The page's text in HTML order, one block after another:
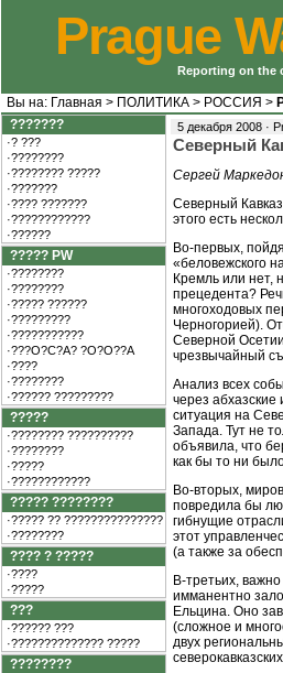
Prague
Reporting on the
Вы на: Главная > ПОЛИТИКА > РОССИЯ >
???????
·? ???
·????????
·???????? ?????
·???????
·???? ???????
·????????????
·??????
????? PW
·????????
·????????
·????? ??????
·?????????
·???????????
·???O?C?A? ?O?O??A
·????
·????????
·?????? ?????????
?????
·???????? ??????????
·????????
·?????
·????????????
????? ????????
·????? ?? ???????????????
·????????
???? ? ?????
·????
·?????
???
·?????? ???
·?????????????? ?????
????????
5 декабря 2008 ·
Северный
Сергей
Северный
этого есть
Во-первых,
«беловежского
Кремль или нет,
прецедента?
многоходовых
Черногорией).
Северной
чрезвычайный
Анализ всех
через
ситуация на
Запада. Тут не
объявила, что
как бы то ни
Во-вторых,
повредила бы
гибнущие
этот
(а также за
В-третьих,
имманентно
Ельцина. Оно
(сложное и
двух